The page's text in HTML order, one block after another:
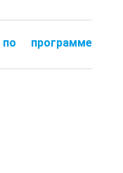
программе